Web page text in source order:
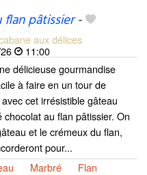
pâtissier-
aux délices
11:00
délicieuse gourmandise
à faire en un tour de
cet irrésistible gâteau
chocolat au flan pâtissier. On
et le crémeux du flan,
pour...
Marbré Flan